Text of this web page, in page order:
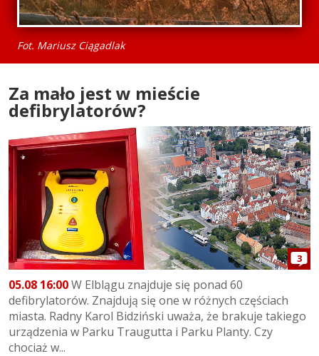
Fot. Mariusz Ciągadlak
Za mało jest w mieście
defibrylatorów?
3
05.08 16:00W Elblągu znajduje się ponad 60
defibrylatorów. Znajdują się one w różnych częściach
miasta. Radny Karol Bidziński uważa, że brakuje takiego
urządzenia w Parku Traugutta i Parku Planty. Czy
chociaż w...